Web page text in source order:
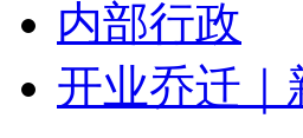
内部行政
开业乔迁｜